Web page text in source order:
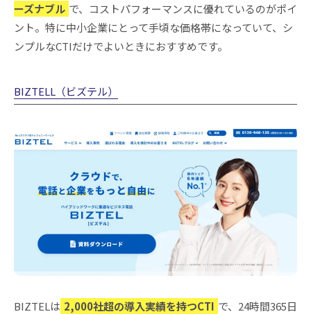
ーズナブル で、コストパフォーマンスに優れているのがポイ
ント。特に中小企業にとって手頃な価格帯になっていて、シ
ンプルなCTIだけでよいときにおすすめです。
BIZTELL（ビズテル）
BIZTELは 2,000社超の導入実績を持つCTI で、24時間365日